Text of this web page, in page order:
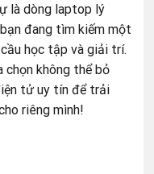
là dòng laptop lý
đang tìm kiếm một
học tập và giải trí.
chọn không thể bỏ
tử uy tín để trải
riêng mình!